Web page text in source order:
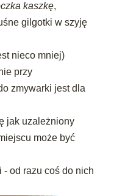
kaszkę,
gilgotki w szyję
nieco mniej)
przy
zmywarki jest dla
jak uzależniony
może być
od razu coś do nich